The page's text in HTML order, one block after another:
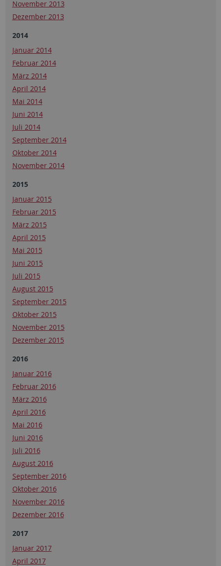
November 2013
Dezember 2013
2014
Januar 2014
Februar 2014
März 2014
April 2014
Mai 2014
Juni 2014
Juli 2014
September 2014
Oktober 2014
November 2014
2015
Januar 2015
Februar 2015
März 2015
April 2015
Mai 2015
Juni 2015
Juli 2015
August 2015
September 2015
Oktober 2015
November 2015
Dezember 2015
2016
Januar 2016
Februar 2016
März 2016
April 2016
Mai 2016
Juni 2016
Juli 2016
August 2016
September 2016
Oktober 2016
November 2016
Dezember 2016
2017
Januar 2017
April 2017